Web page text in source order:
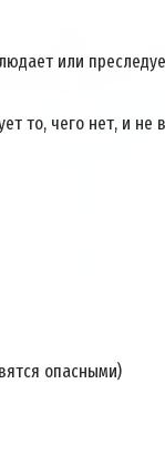
или
то, чего нет, и не
опасными)